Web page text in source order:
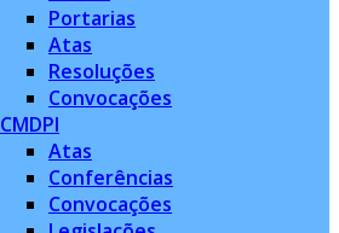
Portarias
Atas
Resoluções
Convocações
CMDPI
Atas
Conferências
Convocações